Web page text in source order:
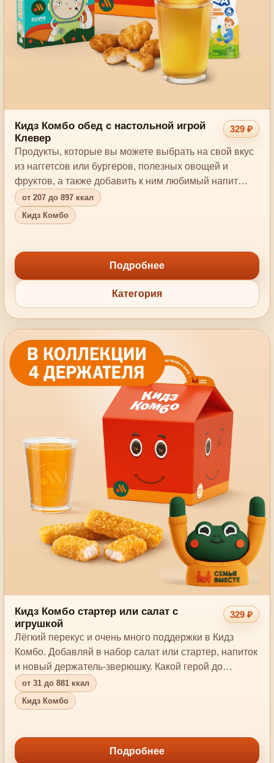
Кидз Комбо обед с настольной игрой
Клевер
329 ₽
Продукты, которые вы можете выбрать на свой вкус
из наггетсов или бургеров, полезных овощей и
фруктов, а также добавить к ним любимый напит…
от 207 до 897 ккал
Кидз Комбо
Подробнее
Категория
Кидз Комбо стартер или салат с
игрушкой
329 ₽
Лёгкий перекус и очень много поддержки в Кидз
Комбо. Добавляй в набор салат или стартер, напиток
и новый держатель-зверюшку. Какой герой до…
от 31 до 881 ккал
Кидз Комбо
Подробнее